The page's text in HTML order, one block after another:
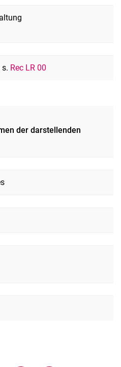
Rec LR 00
der darstellenden